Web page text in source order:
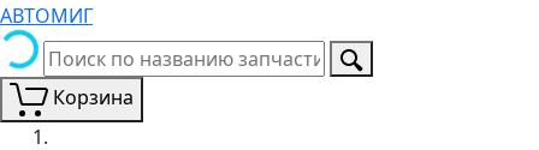
АВТОМИГ
Корзина